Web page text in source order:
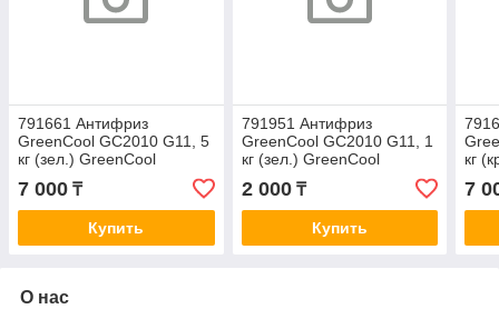
791661 Антифриз
GreenCool GC2010 G11, 5
кг (зел.) GreenCool
7 000 ₸
Купить
791951 Антифриз
GreenCool GC2010 G11, 1
кг (зел.) GreenCool
2 000₸
Купить
кг
7
О нас